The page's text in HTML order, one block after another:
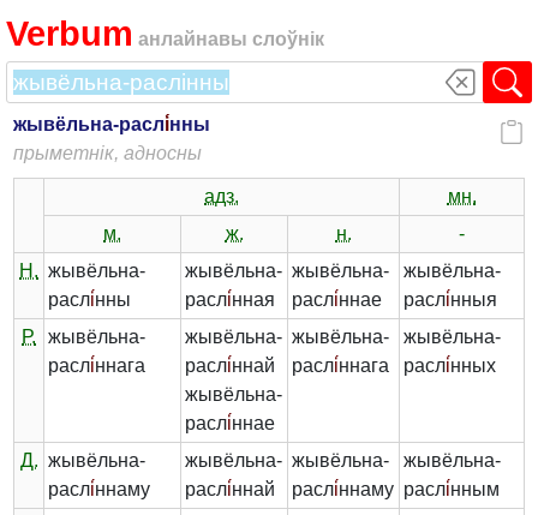
Verbum анлайнавы слоўнік
жывёльна-раслі́нны
прыметнік, адносны
адз.
мн.
м.
ж. н.
-
Н. жывёльна-
раслі́нны
жывёльна-
раслі́нная
жывёльна-
раслі́ннае
жывёльна-
раслі́нныя
Р.
жывёльна-
раслі́ннага
жывёльна-
раслі́ннай
жывёльна-
раслі́ннае
жывёльна-
раслі́ннага
жывёльна-
раслі́нных
Д. жывёльна-
раслі́ннаму
жывёльна-
раслі́ннай
жывёльна-
раслі́ннаму
жывёльна-
раслі́нным